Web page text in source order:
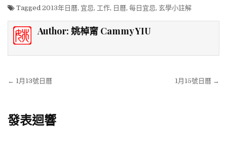
b
o
k
t
e
r
a
t
k
s
A
p
p
n
o
t
e
g
r
a
m
e
d
I
W
e
i
Tagged 2013年日曆, 宜忌, 工作, 日曆, 每日宜忌, 玄學小註解
Author: 姚棹甯 Cammy YIU
文章導覽
← 1月13號日曆 1月15號日曆 →
發表迴響